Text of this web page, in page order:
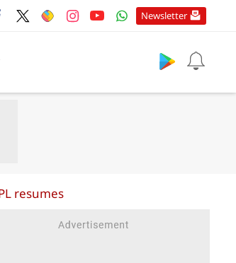
Newsletter
resumes